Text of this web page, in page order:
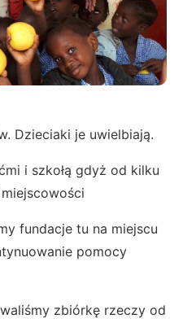
Dzieciaki je uwielbiają.
i szkołą gdyż od kilku
fundacje tu na miejscu
pomocy
zbiórkę rzeczy od